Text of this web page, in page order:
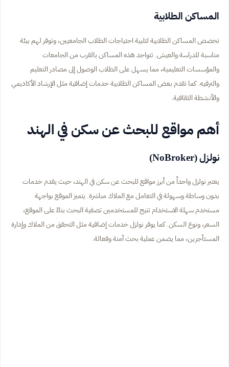
المساكن الطلابية
تخصص المساكن الطلابية لتلبية احتياجات الطلاب الجامعيين، وتوفر لهم بيئة
مناسبة للدراسة والعيش. تتواجد هذه المساكن بالقرب من الجامعات
والمؤسسات التعليمية، مما يسهل على الطلاب الوصول إلى مصادر التعليم
والترفيه. كما تقدم بعض المساكن الطلابية خدمات إضافية مثل الإرشاد الأكاديمي
والأنشطة الثقافية.
أهم مواقع للبحث عن سكن في الهند
نولزل (NoBroker)
يعتبر نولزل واحداً من أبرز مواقع للبحث عن سكن في الهند، حيث يقدم خدمات
بدون وساطة وسهولة في التعامل مع الملاك مباشرة. يتميز الموقع بواجهة
مستخدم سهلة الاستخدام تتيح للمستخدمين تصفية البحث بناءً على الموقع،
السعر، ونوع السكن. كما يوفر نولزل خدمات إضافية مثل التحقق من الملاك وإدارة
المستأجرين، مما يضمن عملية بحث آمنة وفعالة.